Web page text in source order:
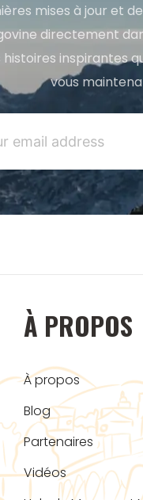
mises à jour et
directement
inspirantes
vous
À PROPOS
À propos
Blog
Partenaires
Vidéos